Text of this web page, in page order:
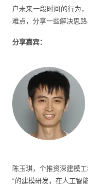
户未来一段时间的行为
难点，分享一些解决思路
分享嘉宾：
陈玉琪，个推资深建模
“的建模研发，在人工智